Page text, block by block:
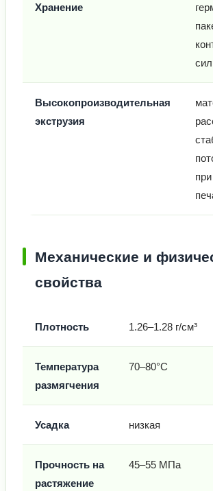
Хранение
Высокопроизводительная
экструзия
Механические и
свойства
Плотность 1.26–1.28 г/см³
Температура
размягчения
70–80°C
Усадка низкая
Прочность на
растяжение
45–55 МПа